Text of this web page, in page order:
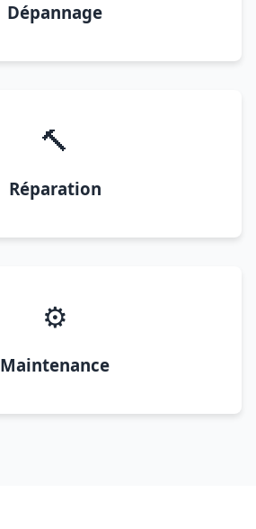
Dépannage
🔨
Réparation
⚙️
Maintenance